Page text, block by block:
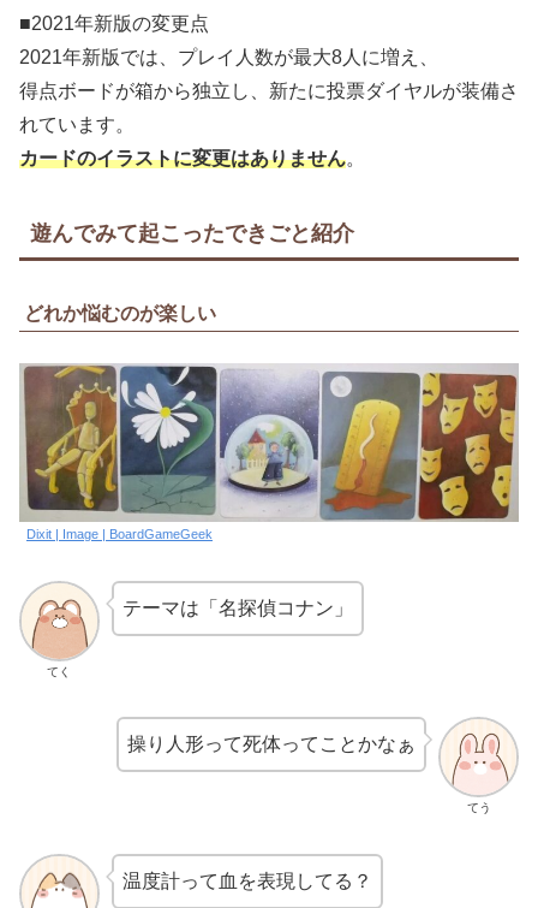
■2021年新版の変更点
2021年新版では、プレイ人数が最大8人に増え、
得点ボードが箱から独立し、新たに投票ダイヤルが装備さ
れています。
カードのイラストに変更はありません。
遊んでみて起こったできごと紹介
どれか悩むのが楽しい
Dixit | Image | BoardGameGeek
てく
テーマは「名探偵コナン」
てう
操り人形って死体ってことかなぁ
温度計って血を表現してる？